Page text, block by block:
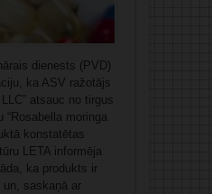
dienests (PVD)
ka ASV ražotājs
atsauc no tirgus
“Rosabella moringa
konstatētas
LETA informēja
ka produkts ir
saskaņā ar